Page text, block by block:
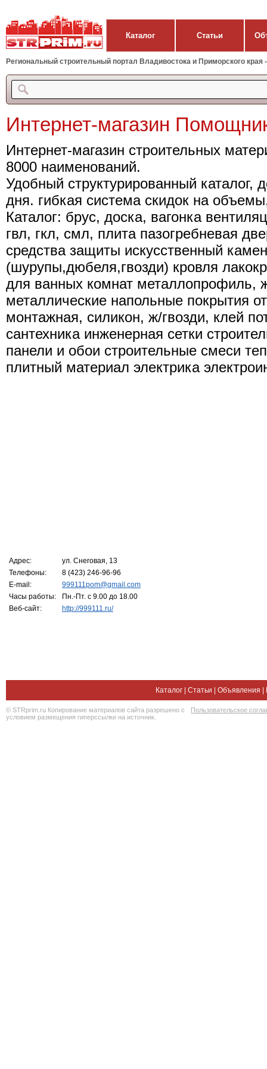
Каталог Статьи
Региональный строительный портал Владивостока и Приморского края
Интернет-магазин
Интернет-магазин строительных
8000 наименований.
Удобный структурированный каталог,
дня. гибкая система скидок на
Каталог: брус, доска, вагонка
гвл, гкл, смл, плита пазогребневая
средства защиты искусственный
(шурупы,дюбеля,гвозди) кровля
для ванных комнат металлопрофиль,
металлические напольные покрытия
монтажная, силикон, ж/гвозди, клей
сантехника инженерная сетки
панели и обои строительные смеси
плитный материал электрика
Адрес:
ул. Снеговая, 13
Телефоны:
8 (423) 246-96-96
E-mail:
999111pom@gmail.com
Часы работы:
Пн.-Пт. с 9.00 до 18.00
Веб-сайт:
http://999111.ru/
Каталог Статьи Объявления
© STRprim.ru Копирование материалов сайта разрешено с
условием размещения гиперссылки на источник.
Пользовательское